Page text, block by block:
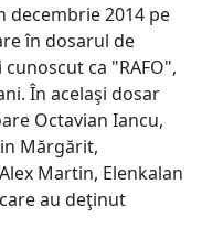
decembrie 2014 pe
în dosarul de
ca "RAFO",
În acelaşi dosar
Octavian Iancu,
Mărgărit,
Martin, Elenkalan
au deţinut